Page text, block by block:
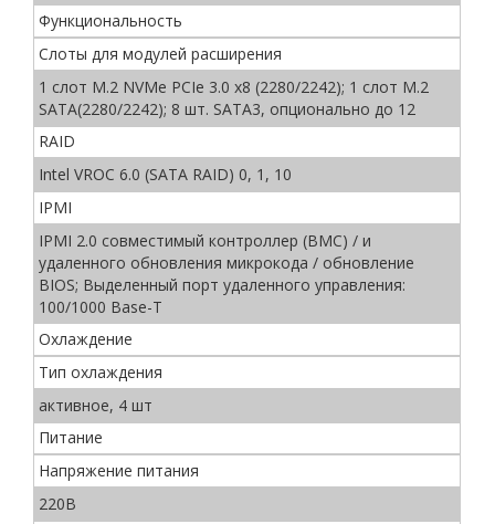
Функциональность
Слоты для модулей расширения
1 слот M.2 NVMe PCIe 3.0 x8 (2280/2242); 1 слот M.2
SATA(2280/2242); 8 шт. SATA3, опционально до 12
RAID
Intel VROC 6.0 (SATA RAID) 0, 1, 10
IPMI
IPMI 2.0 совместимый контроллер (BMC) / и
удаленного обновления микрокода / обновление
BIOS; Выделенный порт удаленного управления:
100/1000 Base-T
Охлаждение
Тип охлаждения
активное, 4 шт
Питание
Напряжение питания
220В